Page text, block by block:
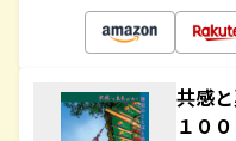
共感
１００